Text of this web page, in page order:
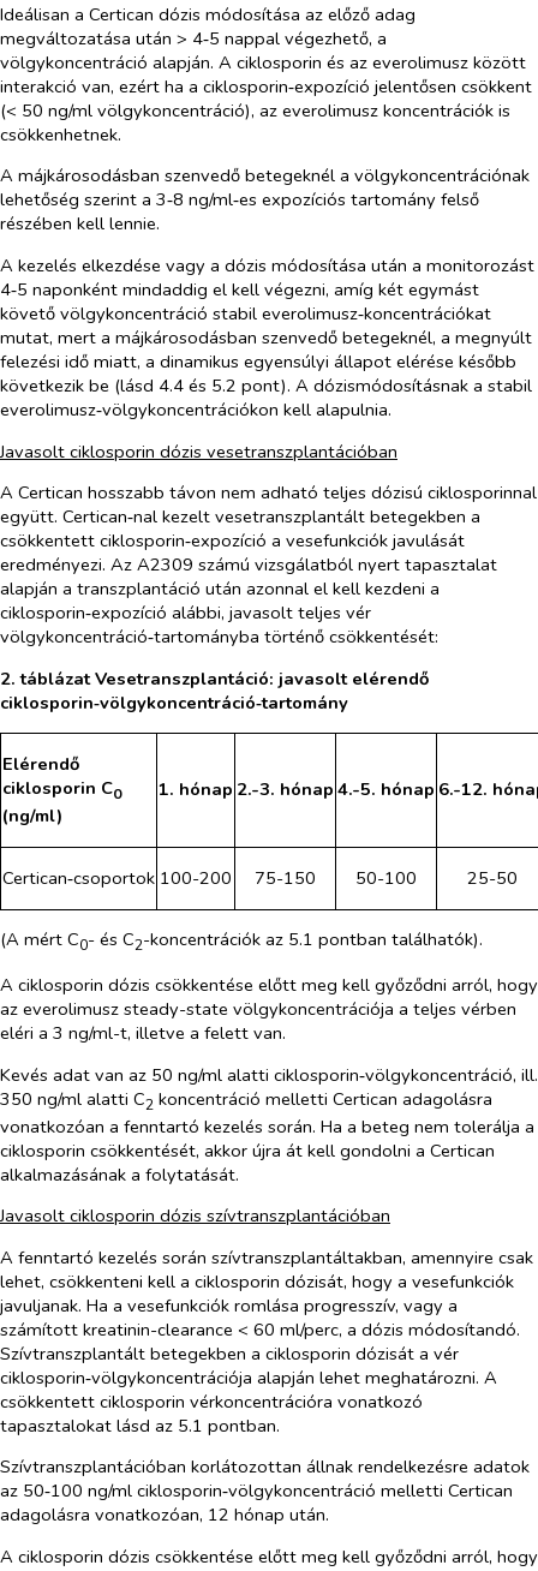
Ideálisan a Certican dózis módosítása az előző adag
megváltozatása után > 4‑5 nappal végezhető, a
völgykoncentráció alapján. A ciklosporin és az everolimusz között
interakció van, ezért ha a ciklosporin‑expozíció jelentősen csökkent
(< 50 ng/ml völgykoncentráció), az everolimusz koncentrációk is
csökkenhetnek.
A májkárosodásban szenvedő betegeknél a völgykoncentrációnak
lehetőség szerint a 3‑8 ng/ml‑es expozíciós tartomány felső
részében kell lennie.
A kezelés elkezdése vagy a dózis módosítása után a monitorozást
4‑5 naponként mindaddig el kell végezni, amíg két egymást
követő völgykoncentráció stabil everolimusz‑koncentrációkat
mutat, mert a májkárosodásban szenvedő betegeknél, a megnyúlt
felezési idő miatt, a dinamikus egyensúlyi állapot elérése később
következik be (lásd 4.4 és 5.2 pont). A dózismódosításnak a stabil
everolimusz‑völgykoncentrációkon kell alapulnia.
Javasolt ciklosporin dózis vesetranszplantációban
A Certican hosszabb távon nem adható teljes dózisú ciklosporinnal
együtt. Certican‑nal kezelt vesetranszplantált betegekben a
csökkentett ciklosporin‑expozíció a vesefunkciók javulását
eredményezi. Az A2309 számú vizsgálatból nyert tapasztalat
alapján a transzplantáció után azonnal el kell kezdeni a
ciklosporin‑expozíció alábbi, javasolt teljes vér
völgykoncentráció‑tartományba történő csökkentését:
2. táblázat Vesetranszplantáció: javasolt elérendő
ciklosporin‑völgykoncentráció‑tartomány
Elérendő
ciklosporin C0
(ng/ml)
1. hónap 2.-3. hónap 4.-5. hónap 6.-12.
Certican‑csoportok 100-200 75-150 50-100 25-50
(A mért C0- és C2-koncentrációk az 5.1 pontban találhatók).
A ciklosporin dózis csökkentése előtt meg kell győződni arról, hogy
az everolimusz steady-state völgykoncentrációja a teljes vérben
eléri a 3 ng/ml-t, illetve a felett van.
Kevés adat van az 50 ng/ml alatti ciklosporin‑völgykoncentráció, ill.
350 ng/ml alatti C2 koncentráció melletti Certican adagolásra
vonatkozóan a fenntartó kezelés során. Ha a beteg nem tolerálja a
ciklosporin csökkentését, akkor újra át kell gondolni a Certican
alkalmazásának a folytatását.
Javasolt ciklosporin dózis szívtranszplantációban
A fenntartó kezelés során szívtranszplantáltakban, amennyire csak
lehet, csökkenteni kell a ciklosporin dózisát, hogy a vesefunkciók
javuljanak. Ha a vesefunkciók romlása progresszív, vagy a
számított kreatinin-clearance < 60 ml/perc, a dózis módosítandó.
Szívtranszplantált betegekben a ciklosporin dózisát a vér
ciklosporin‑völgykoncentrációja alapján lehet meghatározni. A
csökkentett ciklosporin vérkoncentrációra vonatkozó
tapasztalokat lásd az 5.1 pontban.
Szívtranszplantációban korlátozottan állnak rendelkezésre adatok
az 50‑100 ng/ml ciklosporin‑völgykoncentráció melletti Certican
adagolásra vonatkozóan, 12 hónap után.
A ciklosporin dózis csökkentése előtt meg kell győződni arról, hogy